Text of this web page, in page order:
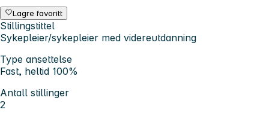
Lagre favoritt
Stillingstittel
Sykepleier/sykepleier med videreutdanning
Type ansettelse
Fast, heltid 100%
Antall stillinger
2